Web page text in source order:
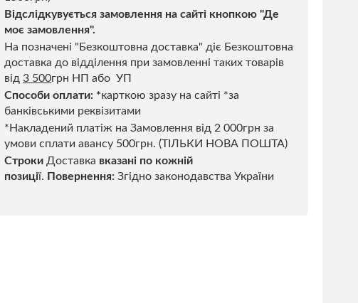
Відслідкувується замовлення на сайті кнопкою "Де
моє замовлення".
На позначені "Безкоштовна доставка" діє Безкоштовна
доставка до відділення при замовленні таких товарів
від 3 500грн НП або УП
Способи оплати: *карткою зразу на сайті *за
банківськими реквізитами
*Накладений платіж на Замовлення від 2 000грн за
умови сплати авансу 500грн. (ТІЛЬКИ НОВА ПОШТА)
Строки Доставка вказані по кожній
позиції. Повернення: Згідно законодавства України